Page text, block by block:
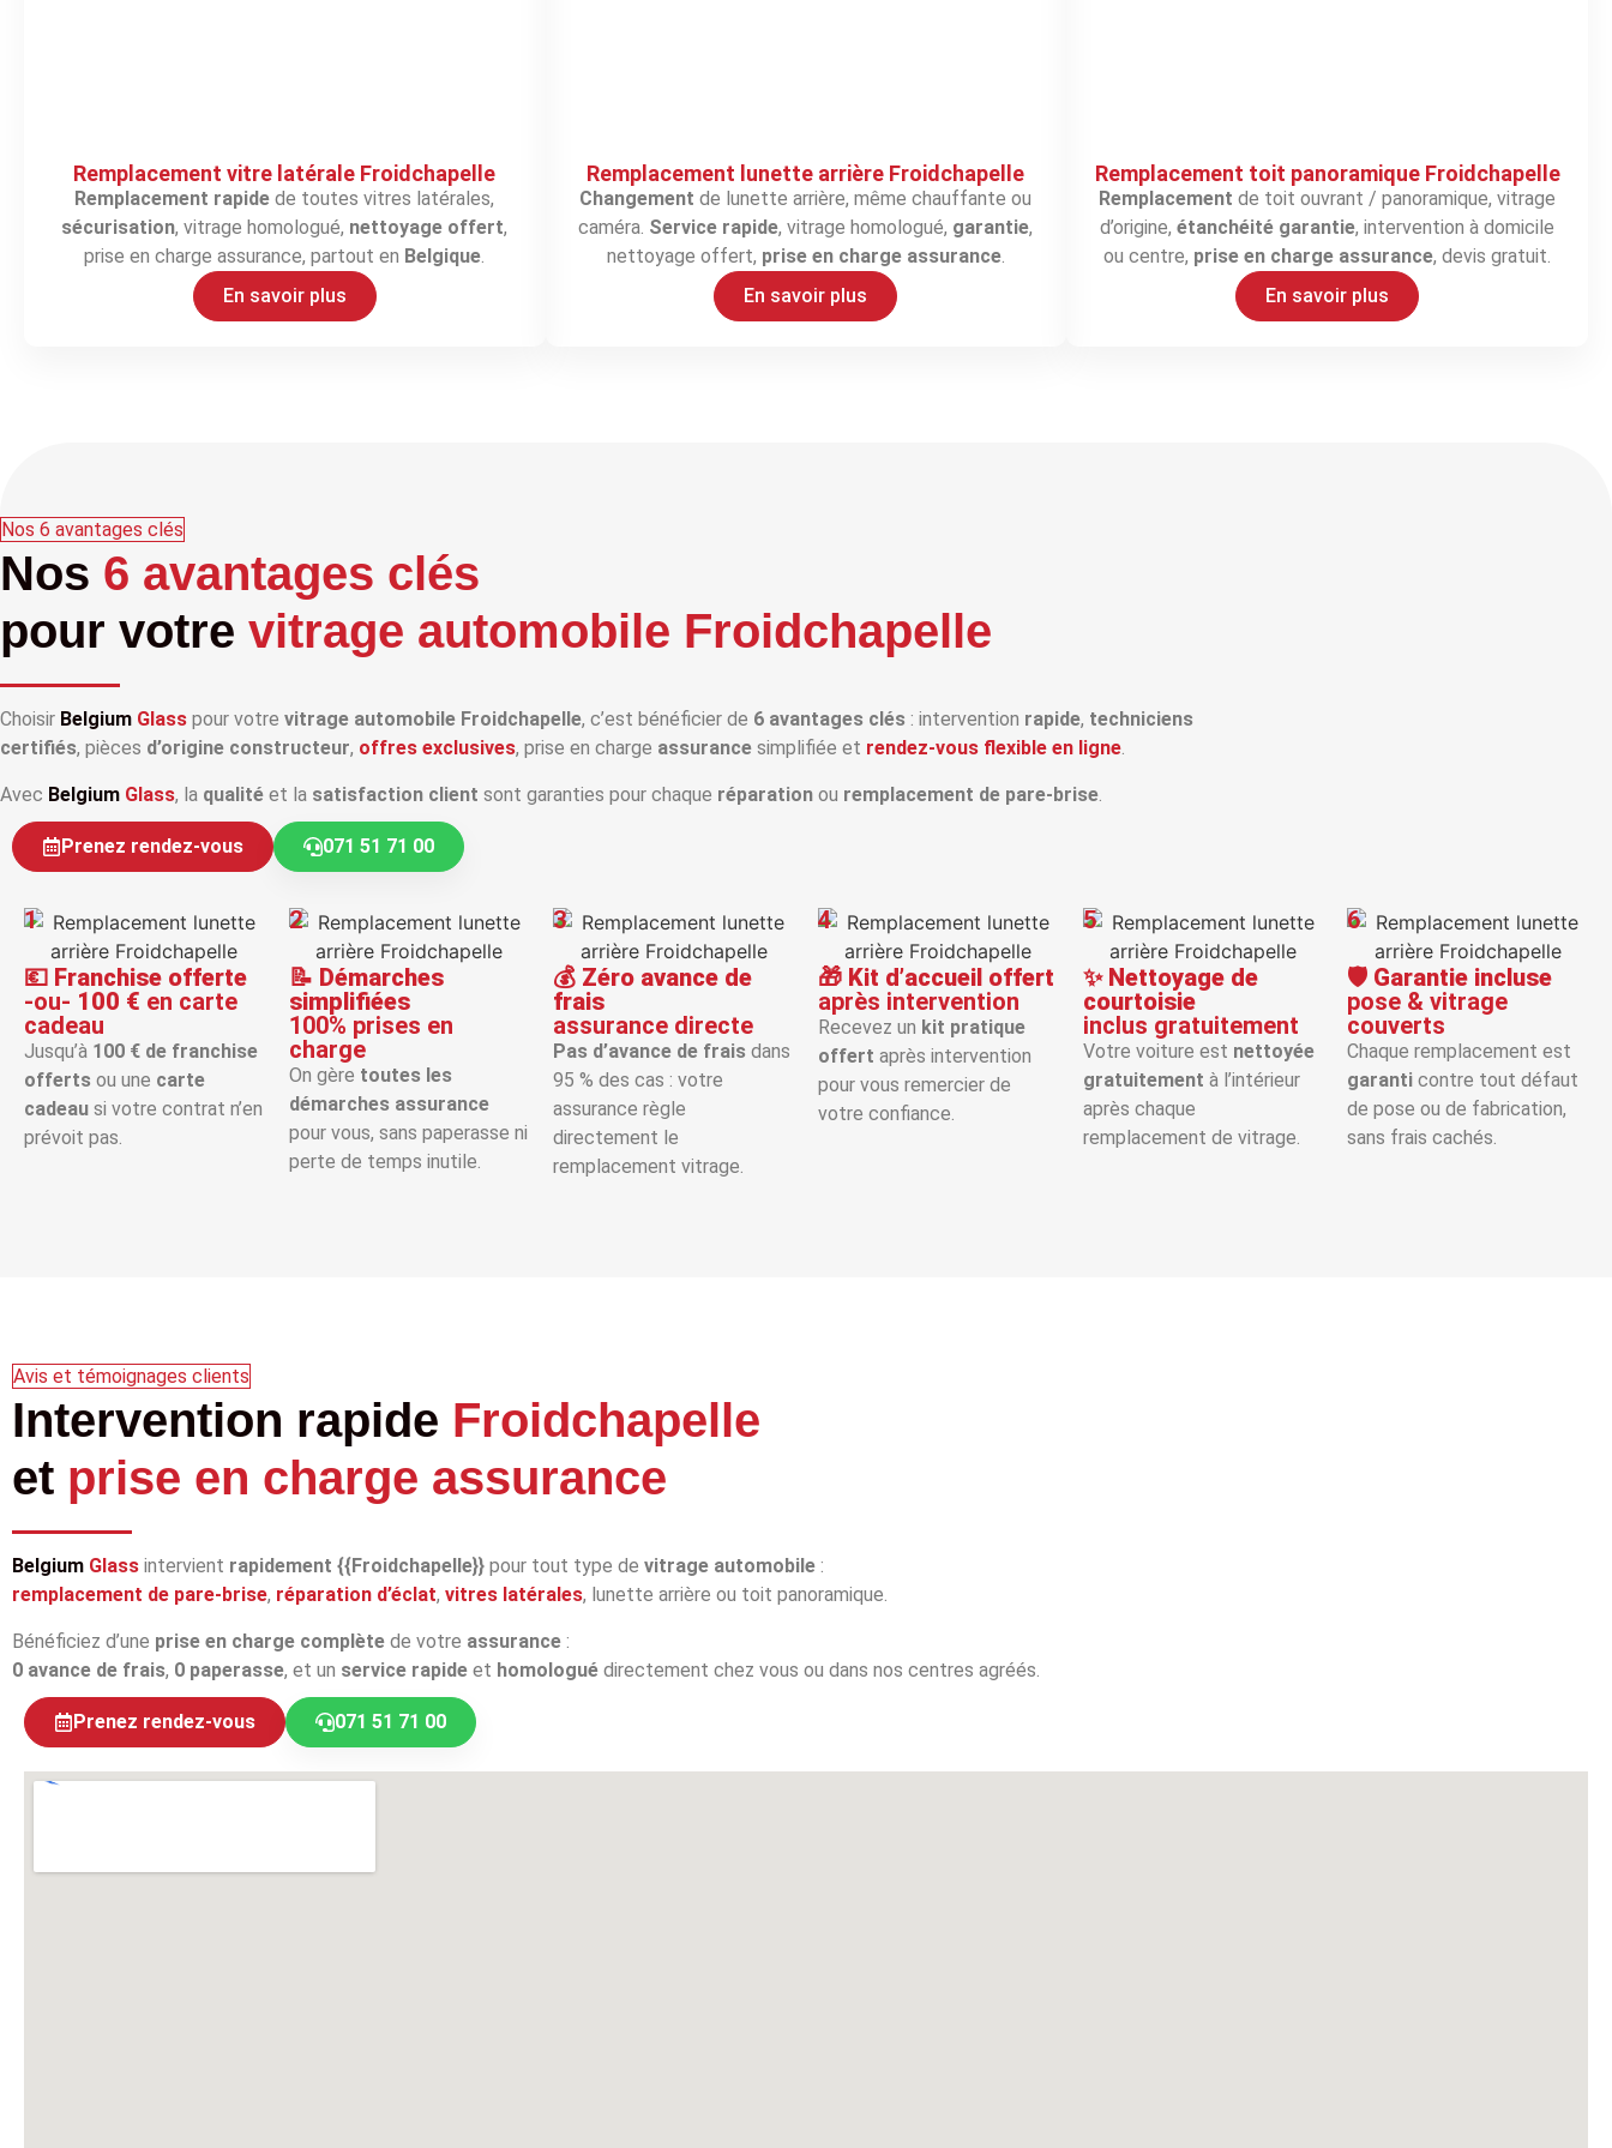
Remplacement vitre latérale Froidchapelle
Remplacement rapide de toutes vitres latérales,
sécurisation, vitrage homologué, nettoyage offert,
prise en charge assurance, partout en Belgique
En savoir plus
Remplacement lunette arrière Froidchapelle
Changement de lunette arrière, même chauffante ou
caméra. Service rapide, vitrage homologué, garantie,
nettoyage offert, prise en charge assurance.
En savoir plus
Remplacement toit panoramique Froidchapelle
Remplacement de toit ouvrant / panoramique, vitrage
d’origine,étanchéité garantie, intervention à domicile
ou centre, prise en charge assurance, devis gratuit.
En savoir plus
Nos 6 avantages clés
Nos 6 avantages clés
pour votre vitrage automobile Froidchapelle
Choisir Belgium Glass pour votre vitrage automobile Froidchapelle, c’est bénéficier de 6 avantages clés : intervention rapide, techniciens
certifiés, pièces d’origine constructeur, offres exclusives, prise en charge assurance simplifiée et rendez‑vous flexible en ligne
Avec Belgium Glass, la qualité et la satisfaction client sont garanties pour chaque réparation ou remplacement de pare‑brise
Prenez rendez-vous 071 51 71 00
1
💶 Franchise offerte
-ou- 100 € en carte
cadeau
Jusqu’à 100 € de franchise
offerts ou une carte
cadeau si votre contrat n’en
prévoit pas.
2
📝 Démarches
simplifiées
100% prises en
charge
On gère toutes les
démarches assurance
pour vous, sans paperasse ni
perte de temps inutile.
3
💰 Zéro avance de
frais
assurance directe
Pas d’avance de frais dans
95 % des cas : votre
assurance règle
directement le
remplacement vitrage.
4
🎁 Kit d’accueil offert
après intervention
Recevez un kit pratique
offert après intervention
pour vous remercier de
votre confiance.
5
✨ Nettoyage de
courtoisie
inclus gratuitement
Votre voiture est nettoyée
gratuitement à l’intérieur
après chaque
remplacement de vitrage.
6
🛡️ Garantie incluse
pose & vitrage
couverts
Chaque remplacement est
garanti contre tout défaut
de pose ou de fabrication,
sans frais cachés.
Avis et témoignages clients
Intervention rapide Froidchapelle
et prise en charge assurance
Belgium Glass intervient rapidement {{Froidchapelle}} pour tout type de vitrage automobile :
remplacement de pare‑brise, réparation d’éclat, vitres latérales, lunette arrière ou toit panoramique.
Bénéficiez d’une prise en charge complète de votre assurance :
0 avance de frais, 0 paperasse, et un service rapide et homologué directement chez vous ou dans nos centres agréés.
Prenez rendez-vous 071 51 71 00